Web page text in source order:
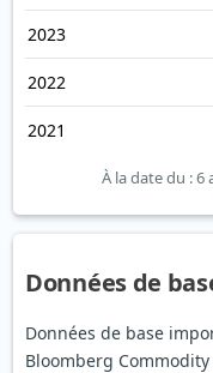
2023
2022
2021
À la date du : 6
Données de
Données de base
Bloomberg